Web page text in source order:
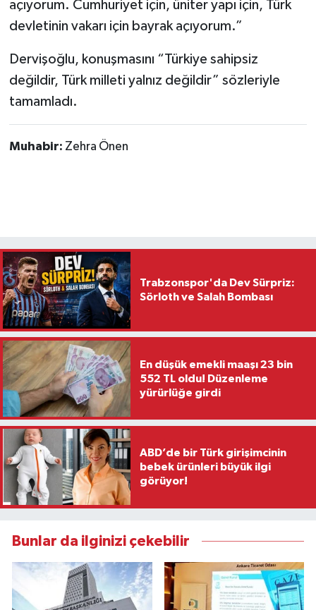
açıyorum. Cumhuriyet için, üniter yapı için, Türk
devletinin vakarı için bayrak açıyorum.”
Dervişoğlu, konuşmasını “Türkiye sahipsiz
değildir, Türk milleti yalnız değildir” sözleriyle
tamamladı.
Muhabir: Zehra Önen
Trabzonspor'da Dev Sürpriz:
Sörloth ve Salah Bombası
En düşük emekli maaşı 23 bin
552 TL oldu! Düzenleme
yürürlüğe girdi
ABD’de bir Türk girişimcinin
bebek ürünleri büyük ilgi
görüyor!
Bunlar da ilginizi çekebilir